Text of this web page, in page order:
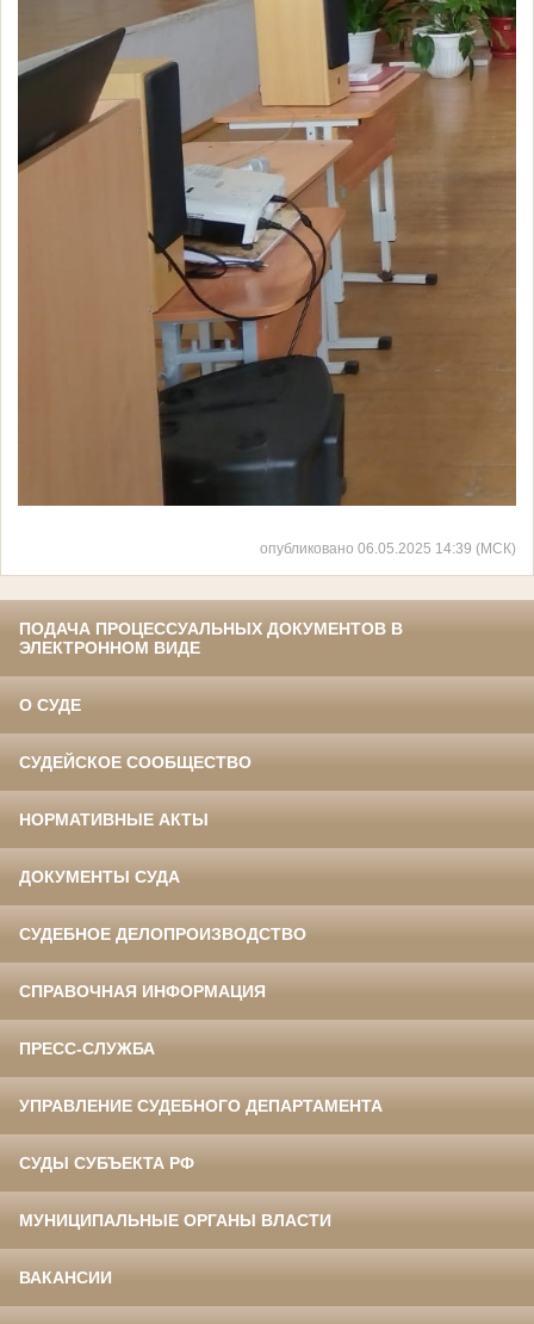
опубликовано 06.05.2025 14:39 (МСК)
ПОДАЧА ПРОЦЕССУАЛЬНЫХ ДОКУМЕНТОВ В
ЭЛЕКТРОННОМ ВИДЕ
О СУДЕ
СУДЕЙСКОЕ СООБЩЕСТВО
НОРМАТИВНЫЕ АКТЫ
ДОКУМЕНТЫ СУДА
СУДЕБНОЕ ДЕЛОПРОИЗВОДСТВО
СПРАВОЧНАЯ ИНФОРМАЦИЯ
ПРЕСС-СЛУЖБА
УПРАВЛЕНИЕ СУДЕБНОГО ДЕПАРТАМЕНТА
СУДЫ СУБЪЕКТА РФ
МУНИЦИПАЛЬНЫЕ ОРГАНЫ ВЛАСТИ
ВАКАНСИИ